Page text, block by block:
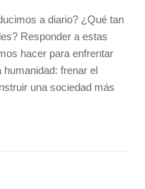
a diario? ¿Qué tan
Responder a estas
hacer para enfrentar
frenar el
una sociedad más